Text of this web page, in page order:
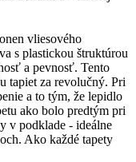
vliesového
s plastickou štruktúrou
a pevnosť. Tento
tapiet za revolučný. Pri
a to tým, že lepidlo
ako bolo predtým pri
v podklade - ideálne
Ako každé tapety